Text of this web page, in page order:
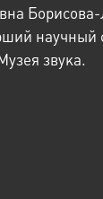
Борисова-
научный
звука.